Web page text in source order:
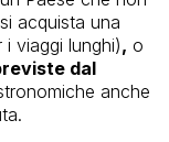
acquista una
viaggi lunghi), o
dal
anche